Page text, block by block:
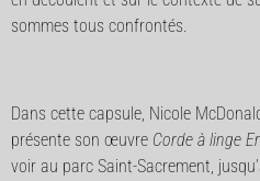
sommes tous confrontés.
Dans cette capsule, Nicole
présente son œuvre Corde à linge
voir au parc Saint-Sacrement,